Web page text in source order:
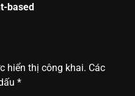
based
hiển thị công khai. Các
*